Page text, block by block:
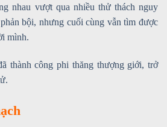
nhau vượt qua nhiều thử thách nguy
bội, nhưng cuối cùng vẫn tìm được
mình.
thành công phi thăng thượng giới, trở